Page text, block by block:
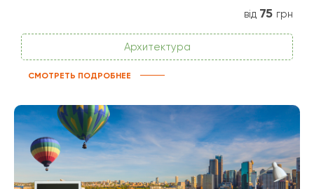
від 75 грн
Архитектура
СМОТРЕТЬ ПОДРОБНЕЕ